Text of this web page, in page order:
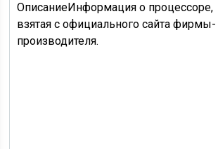
ОписаниеИнформация о процессоре,
взятая с официального сайта фирмы-
производителя.